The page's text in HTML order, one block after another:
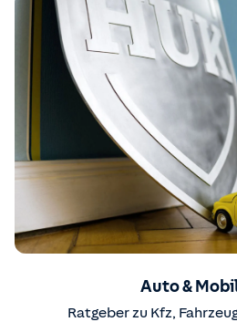
Auto &
Ratgeber zu Kfz,